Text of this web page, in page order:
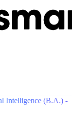
Intelligence (B.A.) -